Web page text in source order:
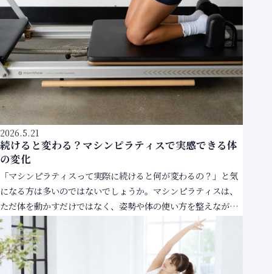
2026.5.21
続けると変わる？マシンピラティスで実感できる体
の変化
「マシンピラティスって実際に続けると何が変わるの？」と気
になる方は多いのではないでしょうか。マシンピラティスは、
ただ体を動かすだけではなく、姿勢や体の使い方を整えながら
身体を鍛えていくエクササイズです。急激に変化するもの […]